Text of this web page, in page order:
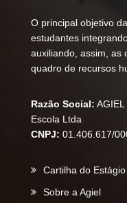
O principal objetivo
estudantes
auxiliando, assim, as
quadro de recursos
Razão Social:
Escola Ltda
CNPJ: 01.406.617/
Cartilha do Estágio
Sobre a Agiel